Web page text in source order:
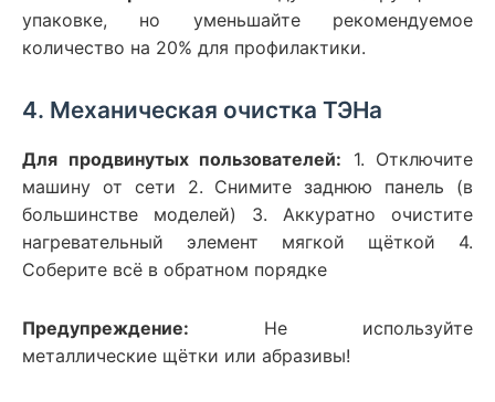
упаковке, но уменьшайте рекомендуемое
количество на 20% для профилактики.
4. Механическая очистка ТЭНа
Для продвинутых пользователей: 1. Отключите
машину от сети 2. Снимите заднюю панель (в
большинстве моделей) 3. Аккуратно очистите
нагревательный элемент мягкой щёткой 4.
Соберите всё в обратном порядке
Предупреждение: Не используйте
металлические щётки или абразивы!